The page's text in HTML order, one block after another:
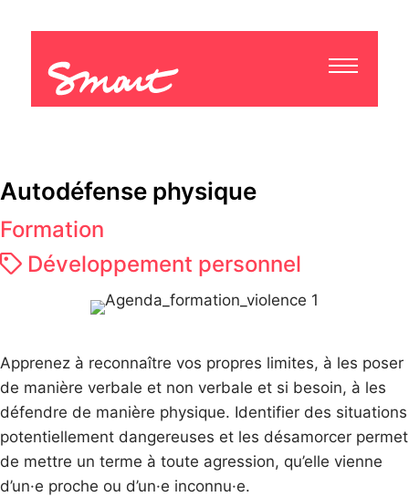
Autodéfense physique
Formation
Développement personnel
Apprenez à reconnaître vos propres limites, à les poser
de manière verbale et non verbale et si besoin, à les
défendre de manière physique. Identifier des situations
potentiellement dangereuses et les désamorcer permet
de mettre un terme à toute agression, qu’elle vienne
d’un·e proche ou d’un·e inconnu·e.